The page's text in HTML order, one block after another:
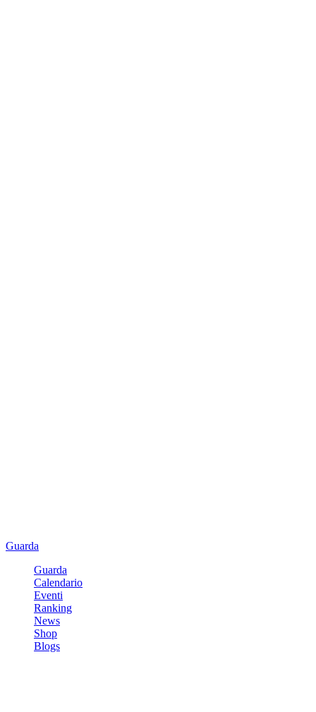
Guarda
Guarda
Calendario
Eventi
Ranking
News
Shop
Blogs